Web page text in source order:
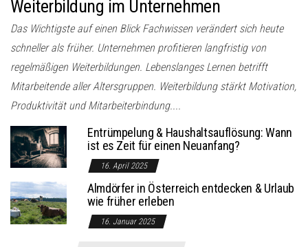
Weiterbildung im Unternehmen
Das Wichtigste auf einen Blick Fachwissen verändert sich heute
schneller als früher. Unternehmen profitieren langfristig von
regelmäßigen Weiterbildungen. Lebenslanges Lernen betrifft
Mitarbeitende aller Altersgruppen. Weiterbildung stärkt Motivation,
Produktivität und Mitarbeiterbindung....
Entrümpelung & Haushaltsauflösung: Wann
ist es Zeit für einen Neuanfang?
16. April 2025
Almdörfer in Österreich entdecken & Urlaub
wie früher erleben
16. Januar 2025